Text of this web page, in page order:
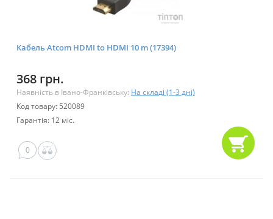
Кабель Atcom HDMI to HDMI 10 m (17394)
368 грн.
Наявність в Івано-Франківську: На складі (1-3 дні)
Код товару: 520089
Гарантія: 12 міс.
0